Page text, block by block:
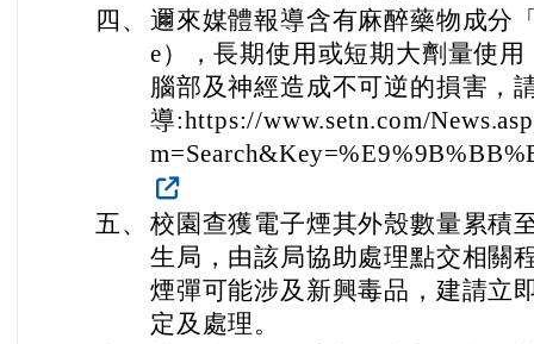
四、 邇來媒體報導含有麻醉藥物成分
e），長期使用或短期大劑量使
腦部及神經造成不可逆的損害，
導:https://www.setn.com/
五、 校園查獲電子煙其外殼數量累積
生局，由該局協助處理點交相關
煙彈可能涉及新興毒品，建請立
定及處理。